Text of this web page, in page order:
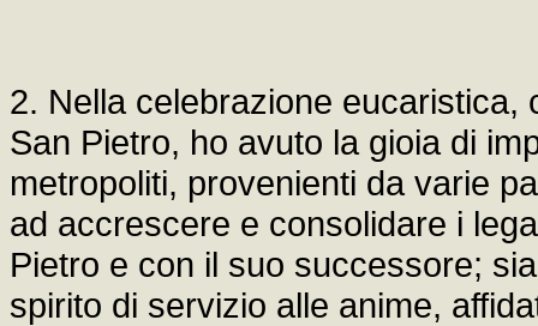
2. Nella celebrazione
San Pietro, ho avuto la gioia di
metropoliti, provenienti da varie
ad accrescere e consolidare i
Pietro e con il suo successore;
spirito di servizio alle anime,